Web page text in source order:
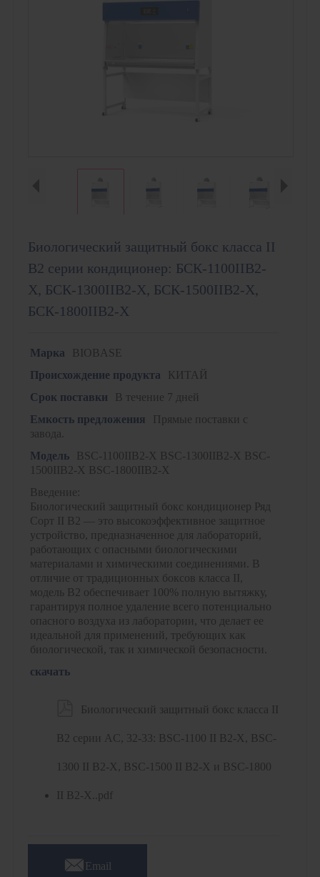
Биологический защитный бокс класса II
B2 серии кондиционер: БСК-1100IIB2-
X, БСК-1300IIB2-X, БСК-1500IIB2-X,
БСК-1800IIB2-X
Марка
BIOBASE
Происхождение продукта
КИТАЙ
Срок поставки
В течение 7 дней
Емкость предложения
Прямые поставки с
завода.
Модель
BSC-1100IIB2-X BSC-1300IIB2-X BSC-
1500IIB2-X BSC-1800IIB2-X
Введение:
Биологический защитный бокс кондиционер Ряд
Сорт II B2 — это высокоэффективное защитное
устройство, предназначенное для лабораторий,
работающих с опасными биологическими
материалами и химическими соединениями. В
отличие от традиционных боксов класса II,
модель B2 обеспечивает 100% полную вытяжку,
гарантируя полное удаление всего потенциально
опасного воздуха из лаборатории, что делает ее
идеальной для применений, требующих как
биологической, так и химической безопасности.
скачать
Биологический защитный бокс класса II
B2 серии AC, 32-33: BSC-1100 II B2-X, BSC-
1300 II B2-X, BSC-1500 II B2-X и BSC-1800
II B2-X..pdf
 Email